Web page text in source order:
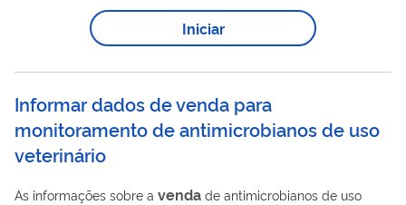
estar assinada somente pelo vendedor, mas deve estar em
conjunto com cópia do Título de Transferência de Propriedade
Iniciar
Informar dados de venda para
monitoramento de antimicrobianos de uso
veterinário
As informações sobre a venda de antimicrobianos de uso